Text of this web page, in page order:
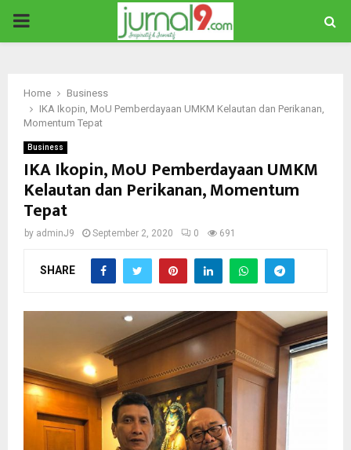
PRIMARY
Home
Business
IKA Ikopin, MoU Pemberdayaan UMKM Kelautan dan Perikanan,
Momentum Tepat
Business
IKA Ikopin, MoU Pemberdayaan UMKM
Kelautan dan Perikanan, Momentum
Tepat
by adminJ9 September 2, 2020 0 691
SHARE